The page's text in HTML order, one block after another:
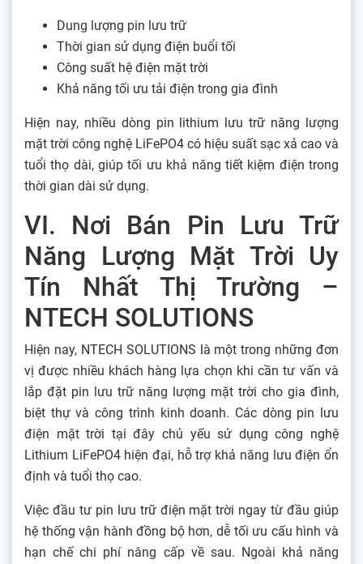
Dung lượng pin lưu trữ
Thời gian sử dụng điện buổi tối
Công suất hệ điện mặt trời
Khả năng tối ưu tải điện trong gia đình
Hiện nay, nhiều dòng pin lithium lưu trữ năng lượng
mặt trời công nghệ LiFePO4 có hiệu suất sạc xả cao và
tuổi thọ dài, giúp tối ưu khả năng tiết kiệm điện trong
thời gian dài sử dụng.
VI. Nơi Bán Pin Lưu Trữ
Năng Lượng Mặt Trời Uy
Tín Nhất Thị Trường –
NTECH SOLUTIONS
Hiện nay, NTECH SOLUTIONS là một trong những đơn
vị được nhiều khách hàng lựa chọn khi cần tư vấn và
lắp đặt pin lưu trữ năng lượng mặt trời cho gia đình,
biệt thự và công trình kinh doanh. Các dòng pin lưu
điện mặt trời tại đây chủ yếu sử dụng công nghệ
Lithium LiFePO4 hiện đại, hỗ trợ khả năng lưu điện ổn
định và tuổi thọ cao.
Việc đầu tư pin lưu trữ điện mặt trời ngay từ đầu giúp
hệ thống vận hành đồng bộ hơn, dễ tối ưu cấu hình và
hạn chế chi phí nâng cấp về sau. Ngoài khả năng